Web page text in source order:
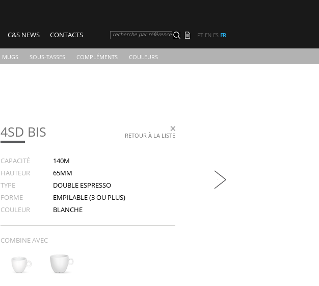
MUGS SOUS-TASSES COMPLÉMENTS COULEURS
C&S NEWS CONTACTS recherche par référence PT EN ES FR
RETOUR À LA LISTE
4SD BIS
CAPACITÉ
140M
HAUTEUR
65MM
TYPE
DOUBLE ESPRESSO
FORME
EMPILABLE (3 OU PLUS)
COULEUR
BLANCHE
COMBINE AVEC